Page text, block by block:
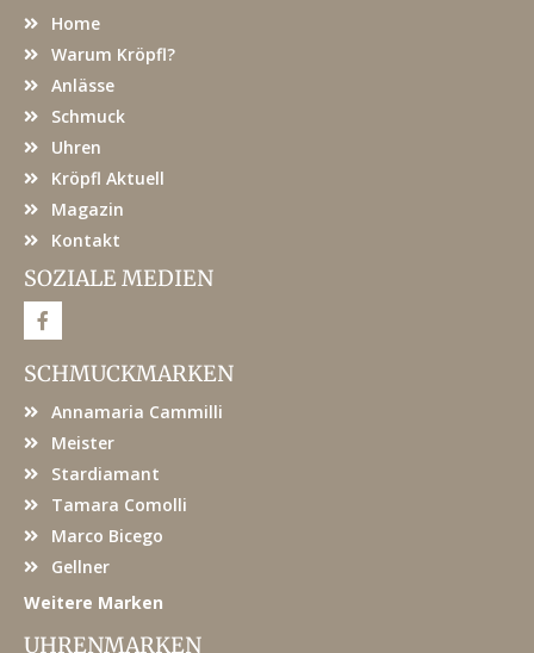
Home
Warum Kröpfl?
Anlässe
Schmuck
Uhren
Kröpfl Aktuell
Magazin
Kontakt
SOZIALE MEDIEN
F
a
e
b
o
SCHMUCKMARKEN
Annamaria Cammilli
Meister
Stardiamant
Tamara Comolli
Marco Bicego
Gellner
Weitere Marken
UHRENMARKEN